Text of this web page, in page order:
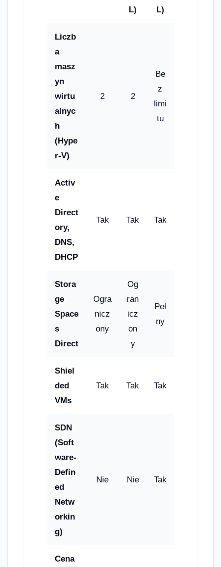
L)
L)
Liczb
a
masz
yn
wirtu
alnyc
h
(Hype
r-V)
2 2
Be
z
limi
tu
Activ
e
Direct
ory,
DNS,
DHCP
Tak Tak Tak
Stora
ge
Space
s
Direct
Ogra
nicz
ony
Og
ran
icz
on
y
Peł
ny
Shiel
ded
VMs
Tak Tak Tak
SDN
(Soft
ware-
Defin
ed
Netw
orkin
g)
Nie Nie Tak
Cena